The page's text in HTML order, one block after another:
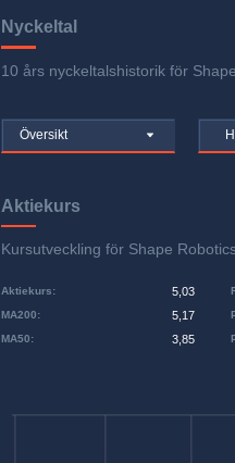
Nyckeltal
10 års nyckeltalshistorik för
Översikt
Aktiekurs
Kursutveckling för Shape
Aktiekurs: 5,03
MA50: 3,85
MA200: 5,17